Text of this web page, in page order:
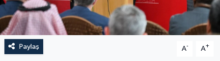
Paylaş A- A+